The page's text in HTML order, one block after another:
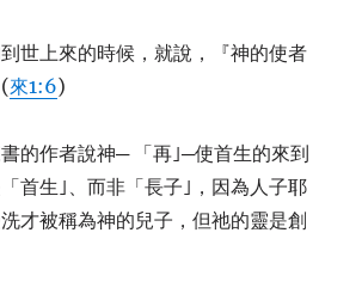
到世上來的時候，就說，『神的使者
來1:6)
的作者說神─ 「再｣─使首生的來到
首生｣、而非「長子｣，因為人子耶
才被稱為神的兒子，但祂的靈是創